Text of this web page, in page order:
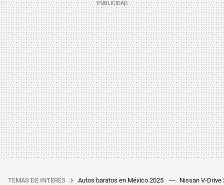
TEMAS DE INTERÉS Autos baratos en México 2025 Nissan V-Drive